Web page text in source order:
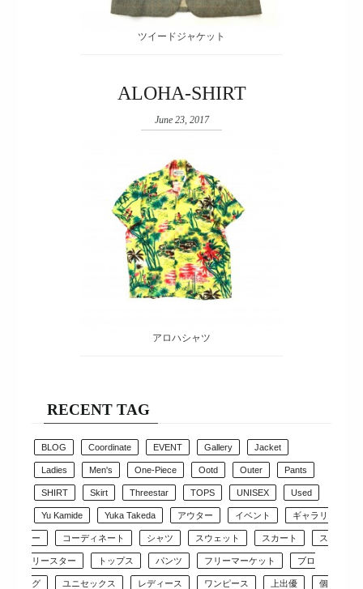
ツイードジャケット
ALOHA-SHIRT
June 23, 2017
アロハシャツ
RECENT TAG
BLOG Coordinate EVENT Gallery Jacket
Ladies Men's One-Piece Ootd Outer Pants
SHIRT Skirt Threestar TOPS UNISEX Used
Yu Kamide Yuka Takeda アウター イベント ギャラリ
ー コーディネート シャツ スウェット スカート ス
リースター トップス パンツ フリーマーケット ブロ
グ ユニセックス レディース ワンピース 上出優 個